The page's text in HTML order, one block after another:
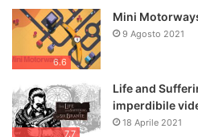
6.6
Mini
9 Agosto 2021
7.7
Life and
imperdibile
18 Aprile 2021